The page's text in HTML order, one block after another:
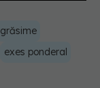
grăsime
exes ponderal